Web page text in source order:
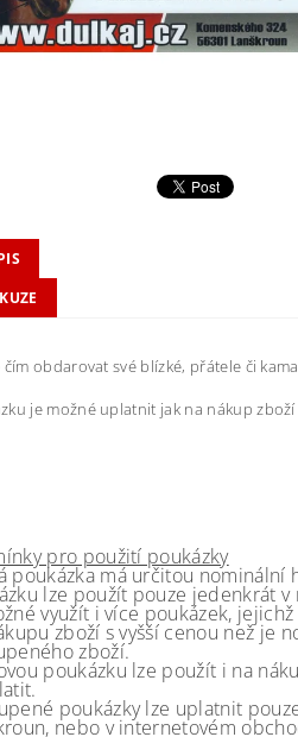
čím obdarovat své blízké, přátele či
je možné uplatnit jak na nákup
pro použití poukázky
poukázka má určitou
lze použít pouze jedenkrát
využít i více poukázek,
zboží s vyšší cenou než je
zboží.
poukázku lze použít i na
poukázky lze uplatnit
nebo v internetovém